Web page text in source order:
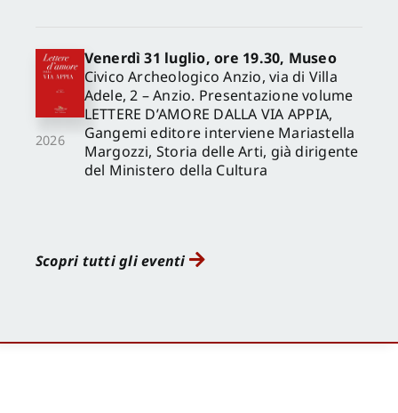
2026
Venerdì 31 luglio, ore 19.30, Museo
Civico Archeologico Anzio, via di Villa
Adele, 2 – Anzio. Presentazione volume
LETTERE D’AMORE DALLA VIA APPIA,
Gangemi editore interviene Mariastella
Margozzi, Storia delle Arti, già dirigente
del Ministero della Cultura
Scopri tutti gli eventi